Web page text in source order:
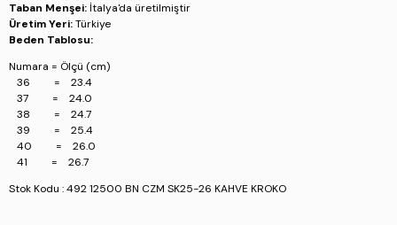
Taban Menşei: İtalya'da üretilmiştir
Üretim Yeri:Türkiye
Beden Tablosu:
Numara = Ölçü (cm)
36 = 23.4
37 = 24.0
38 = 24.7
39 = 25.4
40 = 26.0
41 = 26.7
Stok Kodu : 492 12500 BN CZM SK25-26 KAHVE KROKO